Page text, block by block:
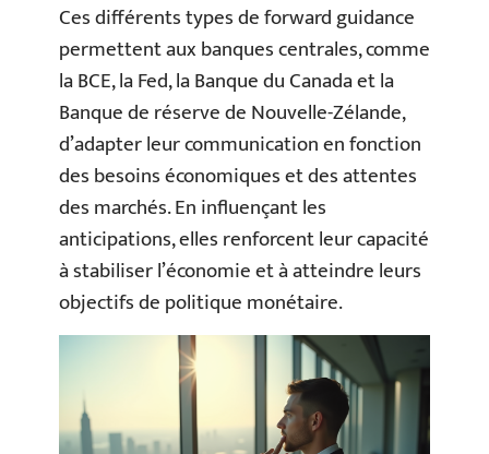
Ces différents types de forward guidance
permettent aux banques centrales, comme
la BCE, la Fed, la Banque du Canada et la
Banque de réserve de Nouvelle-Zélande,
d’adapter leur communication en fonction
des besoins économiques et des attentes
des marchés. En influençant les
anticipations, elles renforcent leur capacité
à stabiliser l’économie et à atteindre leurs
objectifs de politique monétaire.